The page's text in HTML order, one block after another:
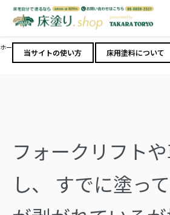
当サイトの使い方 床用塗料について
ホーム 絞り込み結果【P】
フォークリフト
し、
すでに塗っ